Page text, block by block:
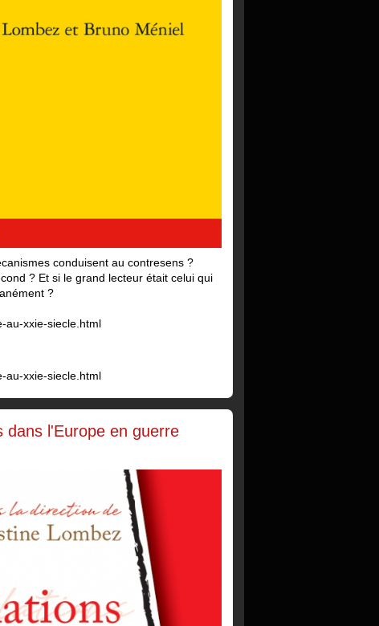
conduisent au contresens ?
? Et si le grand lecteur était celui qui
?
au-xxie-siecle.html
au-xxie-siecle.html
dans l'Europe en guerre